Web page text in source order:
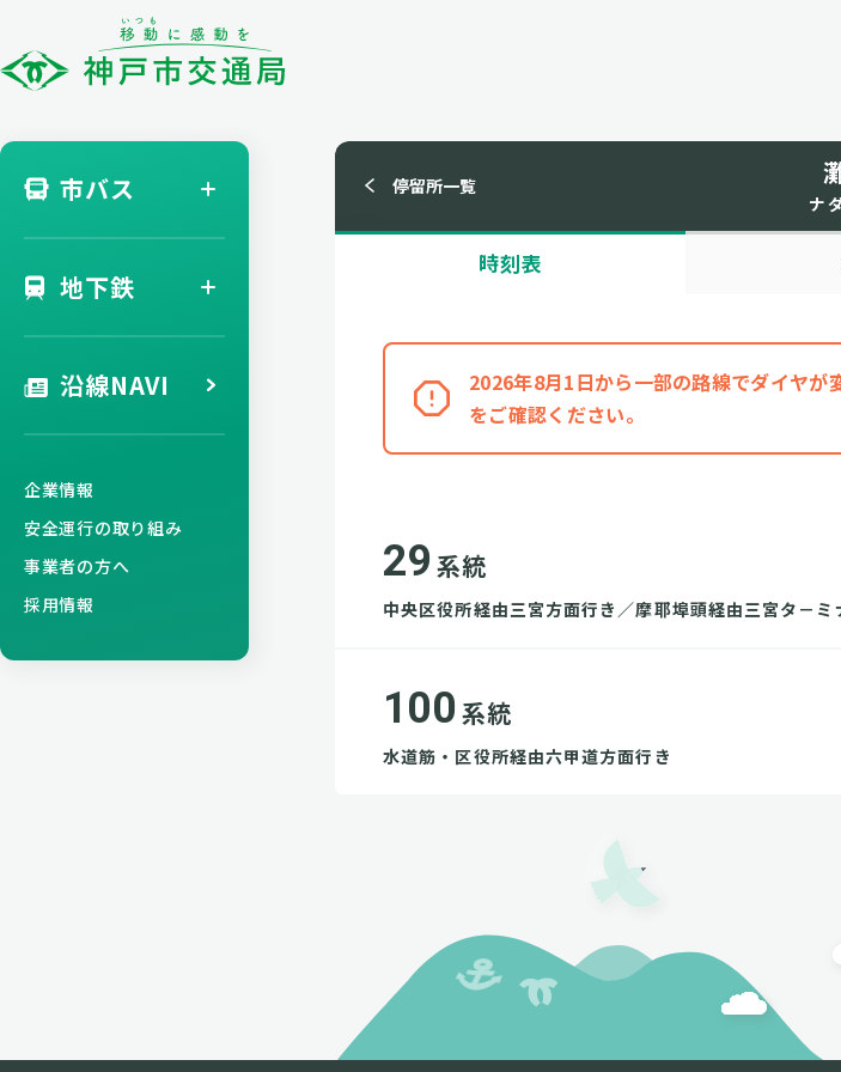
市バス
地下鉄
沿線NAVI
企業情報
安全運行の取り組み
事業者の方へ
採用情報
停留所一覧
ナ
時刻表
2026年8月1日から一部の路線でダイヤが
をご確認ください。
29 系統
中央区役所経由三宮方面行き／摩耶埠頭経由三宮タ－ミ
100 系統
水道筋・区役所経由六甲道方面行き